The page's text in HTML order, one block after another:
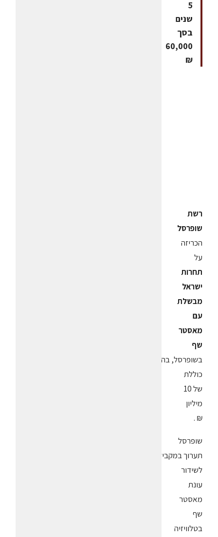
5
שנים
בסך
60,000
₪
רשת
שופרסל
הכריזה
על
תחרות
ישראל
מבשלת
עם
מאסטר
שף
בשופרסל, בהשקעה
כוללת
של 10
מיליון
₪ .
שופרסל
תערוך במקביל
לשידור
עונת
מאסטר
שף
בטלוויזיה